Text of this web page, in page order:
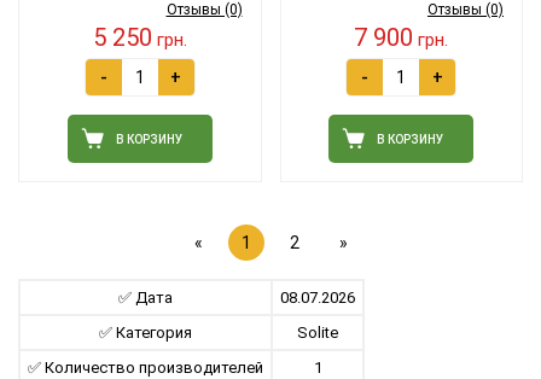
Отзывы (0)
5 250 грн.
- +
В КОРЗИНУ
Отзывы (0)
7 900 грн.
- +
В КОРЗИНУ
« 1 2 »
✅ Дата
08.07.2026
✅ Категория
Solite
✅ Количество производителей
1